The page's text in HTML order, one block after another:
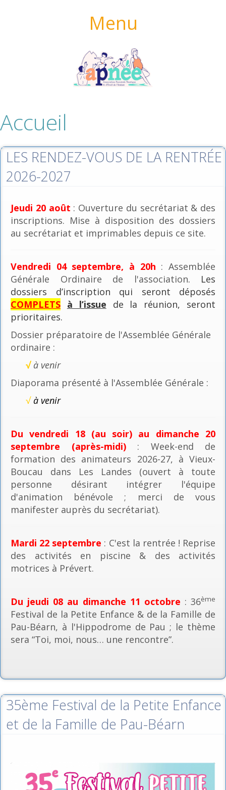
Menu
Accueil
LES RENDEZ-VOUS DE LA RENTRÉE
2026-2027
Jeudi 20 août : Ouverture du secrétariat & des
inscriptions. Mise à disposition des dossiers
au secrétariat et imprimables depuis ce site.
Vendredi 04 septembre, à 20h : Assemblée
Générale Ordinaire de l'association. Les
dossiers d’inscription qui seront déposés
COMPLETS à l’issue de la réunion, seront
prioritaires.
Dossier préparatoire de l'Assemblée Générale
ordinaire :
√ à venir
Diaporama présenté à l'Assemblée Générale :
√à venir
Du vendredi 18 (au soir) au dimanche 20
septembre (après-midi): Week-end de
formation des animateurs 2026-27, à Vieux-
Boucau dans Les Landes (ouvert à toute
personne désirant intégrer l'équipe
d'animation bénévole ; merci de vous
manifester auprès du secrétariat).
Mardi 22 septembre : C'est la rentrée ! Reprise
des activités en piscine & des activités
motrices à Prévert.
Du jeudi 08 au dimanche 11 octobre : 36ème
Festival de la Petite Enfance & de la Famille de
Pau-Béarn, à l'Hippodrome de Pau ; le thème
sera “Toi, moi, nous… une rencontre”.
35ème Festival de la Petite Enfance
et de la Famille de Pau-Béarn